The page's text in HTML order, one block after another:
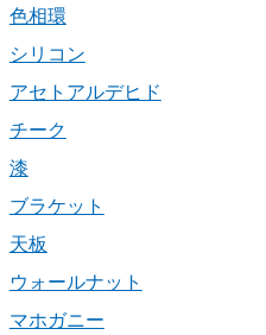
色相環
シリコン
アセトアルデヒド
チーク
漆
ブラケット
天板
ウォールナット
マホガニー